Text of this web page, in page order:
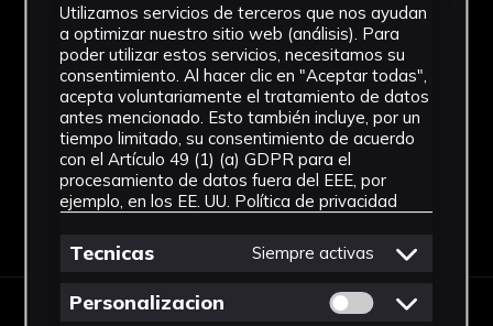
Técnica
Impresión digital
Ver más
Descargar Ficha
Utilizamos servicios de terceros que nos ayudan
a optimizar nuestro sitio web (análisis). Para
poder utilizar estos servicios, necesitamos su
consentimiento. Al hacer clic en "Aceptar todas",
acepta voluntariamente el tratamiento de datos
antes mencionado. Esto también incluye, por un
tiempo limitado, su consentimiento de acuerdo
con el Artículo 49 (1) (a) GDPR para el
procesamiento de datos fuera del EEE, por
ejemplo, en los EE. UU. Política de privacidad
Tecnicas Siempre activas
Personalizacion Permitir cookies